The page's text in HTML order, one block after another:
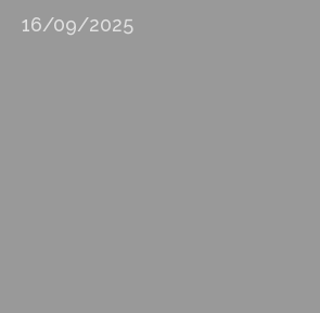
16/09/2025